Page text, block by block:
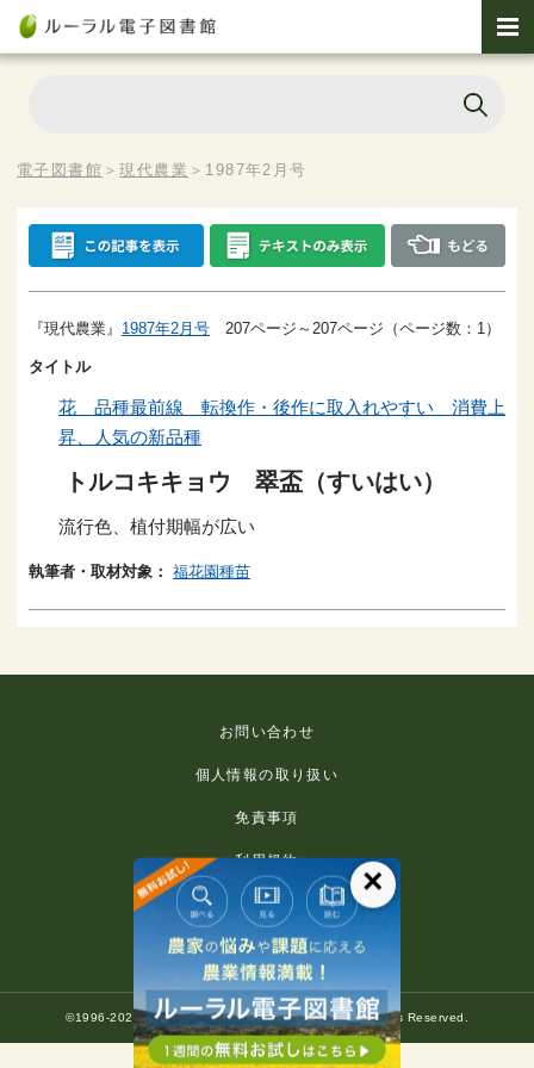
電子図書館 ＞現代農業 ＞ 1987年2月号
『現代農業』 1987年2月号 207ページ～207ページ（ページ数：1）
タイトル
花 品種最前線 転換作・後作に取入れやすい 消費上
昇、人気の新品種
トルコキキョウ 翠盃（すいはい）
流行色、植付期幅が広い
執筆者・取材対象： 福花園種苗
お問い合わせ
個人情報の取り扱い
免責事項
利用規約
推奨環境
著作権等について
©1996-2022 Rural Culture Association Japan. All Rights Reserved.
×